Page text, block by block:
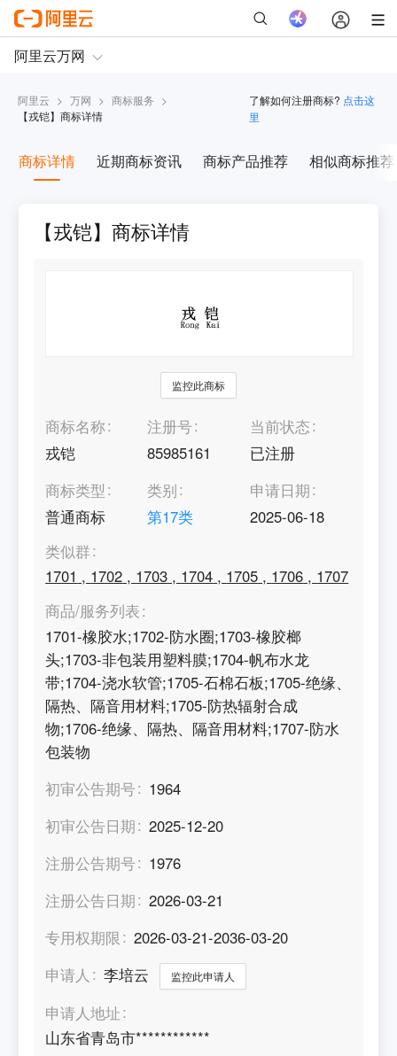
阿里云 > 万网 > 商标服务 >
【戎铠】商标详情
了解如何注册商标? 点击这
里
商标详情 近期商标资讯 商标产品推荐 相似商标推荐
【戎铠】商标详情
监控此商标
商标名称
戎铠
注册号
85985161
当前状态
已注册
商标类型
普通商标
类别
第17类
申请日期
2025-06-18
类似群
1701 , 1702 , 1703 , 1704 , 1705 , 1706 , 1707
商品/服务列表
1701-橡胶水;1702-防水圈;1703-橡胶榔
头;1703-非包装用塑料膜;1704-帆布水龙
带;1704-浇水软管;1705-石棉石板;1705-绝缘、
隔热、隔音用材料;1705-防热辐射合成
物;1706-绝缘、隔热、隔音用材料;1707-防水
包装物
初审公告期号
1964
初审公告日期
2025-12-20
注册公告期号
1976
注册公告日期
2026-03-21
专用权期限
2026-03-21-2036-03-20
申请人
李培云 监控此申请人
申请人地址
山东省青岛市************